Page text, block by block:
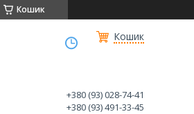
Кошик
Кошик
+380 (93) 028-74-41
+380 (93) 491-33-45